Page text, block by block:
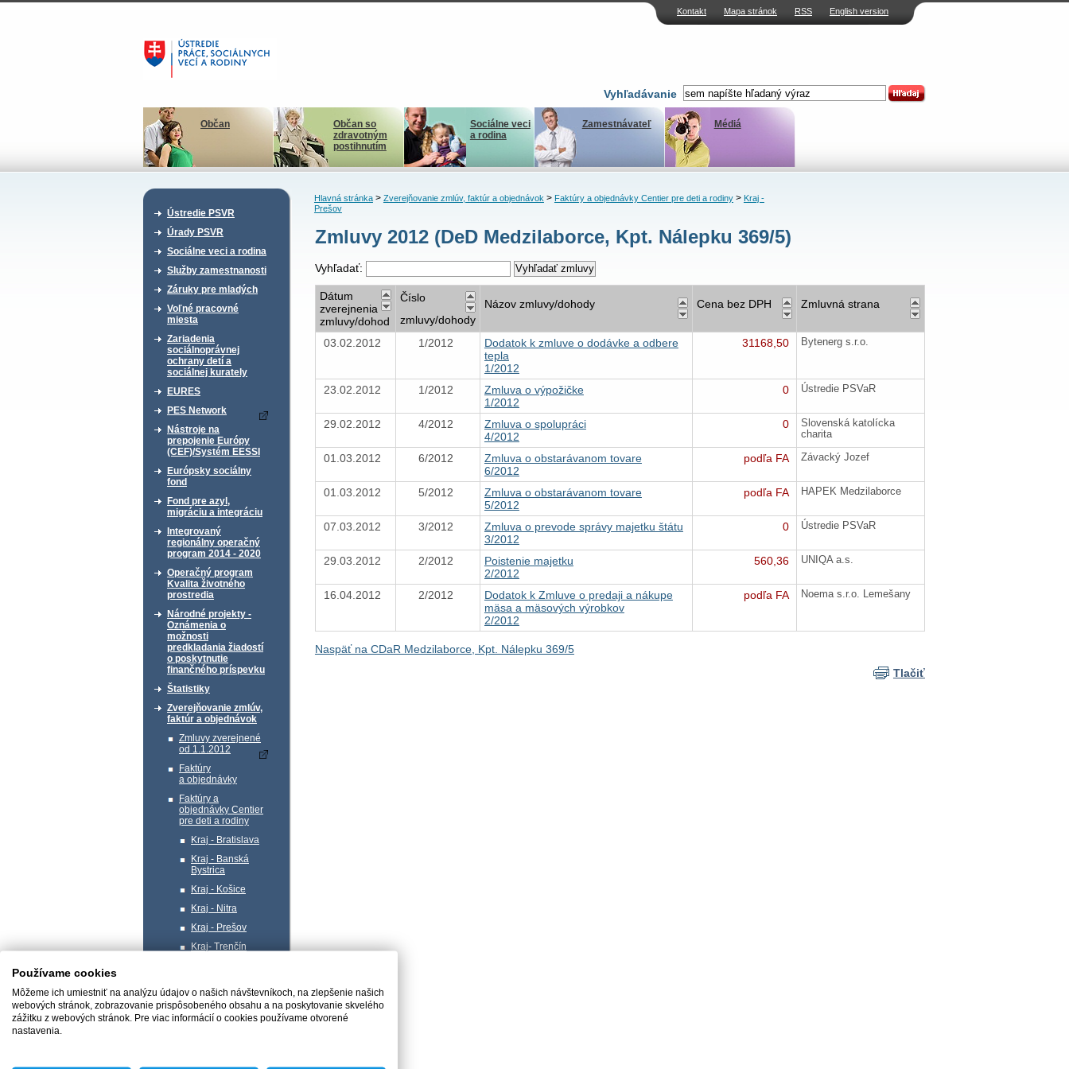
Kontakt Mapa stránok RSS English version
Vyhľadávanie
Občan
Občan so
zdravotným
postihnutím
Sociálne veci
a rodina
Zamestnávateľ Médiá
Ústredie PSVR
Úrady PSVR
Sociálne veci a rodina
Služby zamestnanosti
Záruky pre mladých
Voľné pracovné
miesta
Zariadenia
sociálnoprávnej
ochrany detí a
sociálnej kurately
EURES
PES Network
Nástroje na
prepojenie Európy
(CEF)/Systém EESSI
Európsky sociálny
fond
Fond pre azyl,
migráciu a integráciu
Integrovaný
regionálny operačný
program 2014 - 2020
Operačný program
Kvalita životného
prostredia
Národné projekty -
Oznámenia o
možnosti
predkladania žiadostí
o poskytnutie
finančného príspevku
Štatistiky
Zverejňovanie zmlúv,
faktúr a objednávok
Zmluvy zverejnené
od 1.1.2012
Faktúry
a objednávky
Faktúry a
objednávky Centier
pre deti a rodiny
Kraj - Bratislava
Kraj - Banská
Bystrica
Kraj - Košice
Kraj - Nitra
Kraj - Prešov
Kraj- Trenčín
Profil verejného
obstarávateľa
Hlavná stránka> Zverejňovanie zmlúv, faktúr a objednávok> Faktúry a objednávky Centier pre deti a rodiny> Kraj -
Prešov
Zmluvy 2012 (DeD Medzilaborce, Kpt. Nálepku 369/5)
Vyhľadať:
Dátum
zverejnenia
zmluvy/dohod
Číslo
zmluvy/dohody
Názov zmluvy/dohody Cena bez DPH Zmluvná strana
03.02.2012 1/2012
Dodatok k zmluve o dodávke a odbere
tepla
1/2012
31168,50 Bytenerg s.r.o.
23.02.2012 1/2012
Zmluva o výpožičke
1/2012
0 Ústredie PSVaR
29.02.2012 4/2012
Zmluva o spolupráci
4/2012
0
Slovenská katolícka
charita
01.03.2012 6/2012
Zmluva o obstarávanom tovare
6/2012
podľa FA Závacký Jozef
01.03.2012 5/2012
Zmluva o obstarávanom tovare
5/2012
podľa FA HAPEK Medzilaborce
07.03.2012 3/2012
Zmluva o prevode správy majetku štátu
3/2012
0 Ústredie PSVaR
29.03.2012 2/2012
Poistenie majetku
2/2012
560,36 UNIQA a.s.
16.04.2012 2/2012
Dodatok k Zmluve o predaji a nákupe
mäsa a mäsových výrobkov
2/2012
podľa FA Noema s.r.o. Lemešany
Naspäť na CDaR Medzilaborce, Kpt. Nálepku 369/5
Tlačiť
Používame cookies
Môžeme ich umiestniť na analýzu údajov o našich návštevníkoch, na zlepšenie našich
webových stránok, zobrazovanie prispôsobeného obsahu a na poskytovanie skvelého
zážitku z webových stránok. Pre viac informácií o cookies používame otvorené
nastavenia.